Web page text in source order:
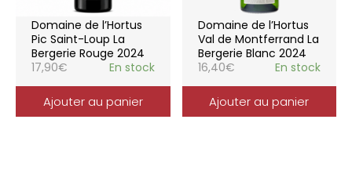
Domaine de l’Hortus
Pic Saint-Loup La
Bergerie Rouge 2024
17,90€ En stock
Ajouter au panier
Domaine de l’Hortus
Val de Montferrand La
Bergerie Blanc 2024
16,40€ En stock
Ajouter au panier